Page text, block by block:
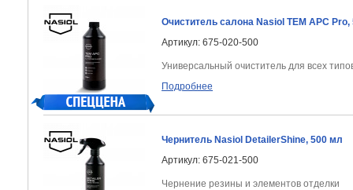
Очиститель салона Nasiol TEM APC Pro,
Артикул: 675-020-500
Универсальный очиститель для всех
Подробнее
Чернитель Nasiol DetailerShine, 500 мл
Артикул: 675-021-500
Чернение резины и элементов отделки